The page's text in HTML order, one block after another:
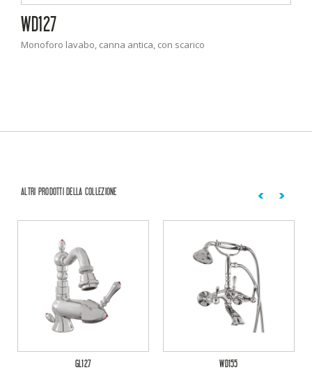
WD127
Monoforo lavabo, canna antica, con scarico
ALTRI PRODOTTI DELLA COLLEZIONE
GL127 WD155